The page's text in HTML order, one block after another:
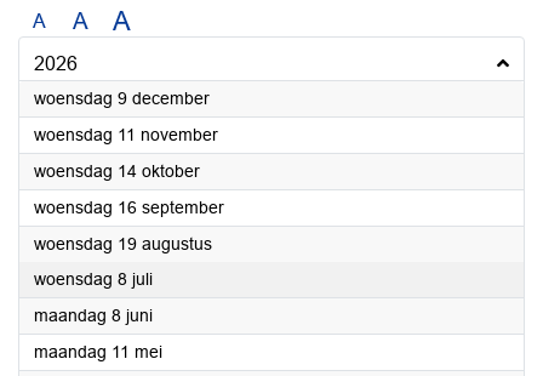
A A A
2026
woensdag 9 december2026
woensdag 11 november2026
woensdag 14 oktober2026
woensdag 16 september2026
woensdag 19 augustus2026
woensdag 8 juli2026
maandag 8 juni2026
maandag 11 mei2026